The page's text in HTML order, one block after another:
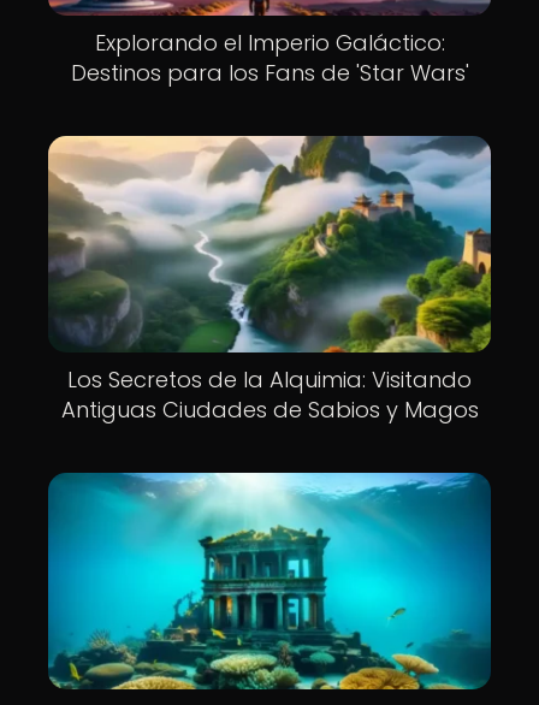
Explorando el Imperio Galáctico:
Destinos para los Fans de 'Star Wars'
Los Secretos de la Alquimia: Visitando
Antiguas Ciudades de Sabios y Magos